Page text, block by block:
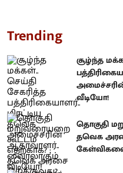
Trending
சூழ்ந்த
வீடியோ!
தொகுதி
தவெக